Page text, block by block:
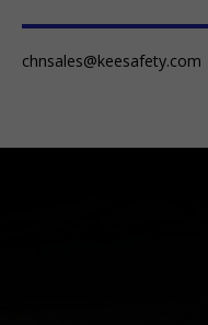
chnsales@keesafety.com